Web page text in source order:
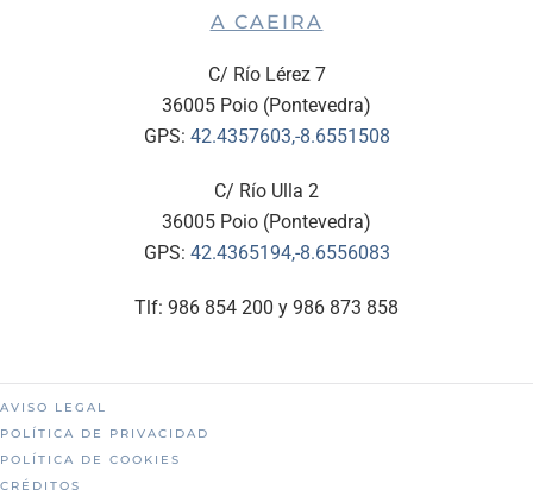
A CAEIRA
C/ Río Lérez 7
36005 Poio (Pontevedra)
GPS: 42.4357603,-8.6551508
C/ Río Ulla 2
36005 Poio (Pontevedra)
GPS: 42.4365194,-8.6556083
Tlf: 986 854 200 y 986 873 858
AVISO LEGAL
POLÍTICA DE PRIVACIDAD
POLÍTICA DE COOKIES
CRÉDITOS